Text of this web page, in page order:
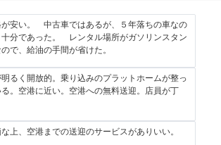
が安い。 中古車ではあるが、５年落ちの車なの
十分であった。 レンタル場所がガソリンスタン
ので、給油の手間が省けた。
明るく開放的。乗り込みのプラットホームが整っ
。空港に近い。空港への無料送迎。店員が丁
上、空港までの送迎のサービスがありいい。